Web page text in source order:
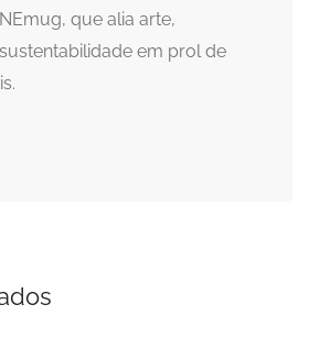
que alia arte,
em prol de